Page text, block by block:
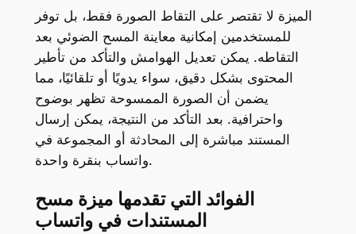
الميزة لا تقتصر على التقاط الصورة فقط، بل توفر
للمستخدمين إمكانية معاينة المسح الضوئي بعد
التقاطه. يمكن تعديل الهوامش والتأكد من تأطير
المحتوى بشكل دقيق، سواء يدويًا أو تلقائيًا، مما
يضمن أن الصورة الممسوحة تظهر بوضوح
واحترافية. بعد التأكد من النتيجة، يمكن إرسال
المستند مباشرة إلى المحادثة أو المجموعة في
واتساب بنقرة واحدة.
الفوائد التي تقدمها ميزة مسح
المستندات في واتساب